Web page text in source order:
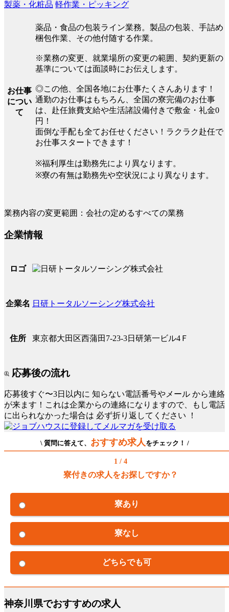
製薬・化粧品 軽作業・ピッキング
お仕事
につい
て
薬品・食品の包装ライン業務。製品の包装、手詰め
梱包作業、その他付随する作業。
※業務の変更、就業場所の変更の範囲、契約更新の
基準については面談時にお伝えします。
◎この他、全国各地にお仕事たくさんあります！
通勤のお仕事はもちろん、全国の寮完備のお仕事
は、赴任旅費支給や生活諸設備付きで敷金・礼金0
円！
面倒な手配も全てお任せください！ラクラク赴任で
お仕事スタートできます！
※福利厚生は勤務先により異なります。
※寮の有無は勤務先や空状況により異なります。
業務内容の変更範囲：会社の定めるすべての業務
企業情報
ロゴ
企業名 日研トータルソーシング株式会社
住所 東京都大田区西蒲田7-23-3日研第一ビル4Ｆ
応募後の流れ
応募後すぐ〜3日以内に 知らない電話番号やメール から連絡
が来ます！これは企業からの連絡になりますので、もし電話
に出られなかった場合は 必ず折り返してください ！
\ 質問に答えて、 おすすめ求人をチェック！ /
1 / 4
寮付きの求人をお探しですか？
寮あり
寮なし
どちらでも可
神奈川県でおすすめの求人